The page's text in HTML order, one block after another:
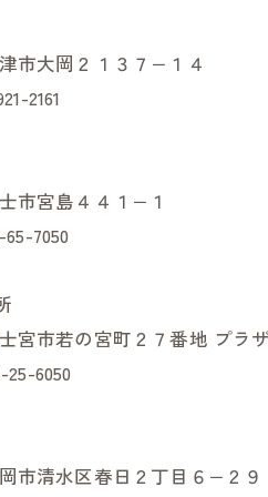
市大岡２１３７−１４
2161
市宮島４４１−１
7050
宮市若の宮町２７番地 プラ
6050
市清水区春日２丁目６−２９